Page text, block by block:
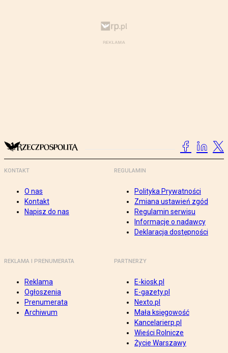
KONTAKT
O nas
Kontakt
Napisz do nas
REGULAMIN
Polityka Prywatności
Zmiana ustawień zgód
Regulamin serwisu
Informacje o nadawcy
Deklaracja dostępności
REKLAMA I PRENUMERATA
Reklama
Ogłoszenia
Prenumerata
Archiwum
PARTNERZY
E-kiosk.pl
E-gazety.pl
Nexto.pl
Mała księgowość
Kancelarierp.pl
Wieści Rolnicze
Życie Warszawy